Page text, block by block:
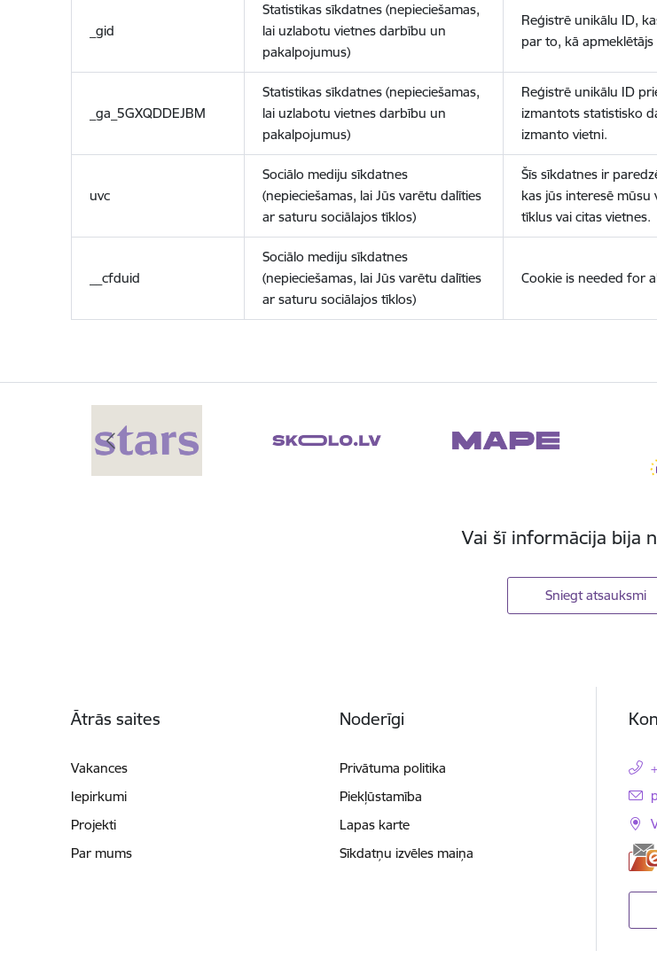
_gid
Statistikas sīkdatnes (nepieciešamas,
lai uzlabotu vietnes darbību un
pakalpojumus)
Reģistrē unikālu ID,
par to, kā
_ga_5GXQDDEJBM
Statistikas sīkdatnes (nepieciešamas,
lai uzlabotu vietnes darbību un
pakalpojumus)
Reģistrē unikālu ID
izmantots statistisko
izmanto vietni.
uvc
Sociālo mediju sīkdatnes
(nepieciešamas, lai Jūs varētu dalīties
ar saturu sociālajos tīklos)
Šīs sīkdatnes ir
kas jūs interesē
tīklus vai citas vietnes.
__cfduid
Sociālo mediju sīkdatnes
(nepieciešamas, lai Jūs varētu dalīties
ar saturu sociālajos tīklos)
Cookie is needed for
Vai šī informācija bija
Sniegt atsauksmi
Ātrās saites
Vakances
Iepirkumi
Projekti
Par mums
Noderīgi
Privātuma politika
Piekļūstamība
Lapas karte
Sīkdatņu izvēles maiņa